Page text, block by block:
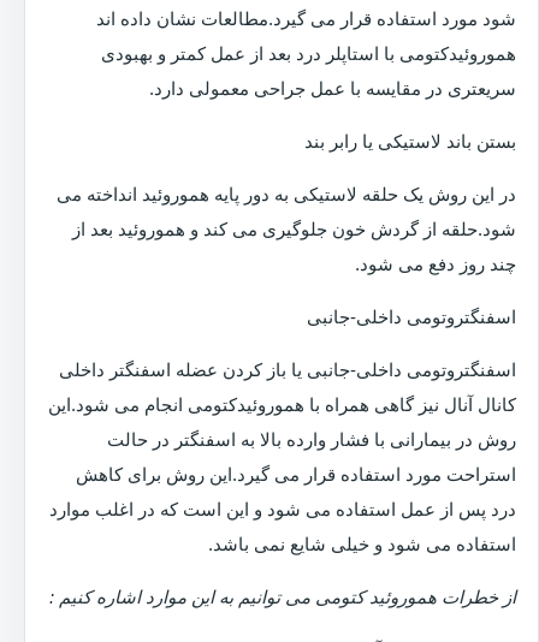
شود مورد استفاده قرار می گیرد.مطالعات نشان داده اند
هموروئیدکتومی با استاپلر درد بعد از عمل کمتر و بهبودی
سریعتری در مقایسه با عمل جراحی معمولی دارد.
بستن باند لاستیکی یا رابر بند
در این روش یک حلقه لاستیکی به دور پایه هموروئید انداخته می
شود.حلقه از گردش خون جلوگیری می کند و هموروئید بعد از
چند روز دفع می شود.
اسفنگتروتومی داخلی-جانبی
اسفنگتروتومی داخلی-جانبی یا باز کردن عضله اسفنگتر داخلی
کانال آنال نیز گاهی همراه با هموروئیدکتومی انجام می شود.این
روش در بیمارانی با فشار وارده بالا به اسفنگتر در حالت
استراحت مورد استفاده قرار می گیرد.این روش برای کاهش
درد پس از عمل استفاده می شود و این است که در اغلب موارد
استفاده می شود و خیلی شایع نمی باشد.
از خطرات هموروئید کتومی می توانیم به این موارد اشاره کنیم :